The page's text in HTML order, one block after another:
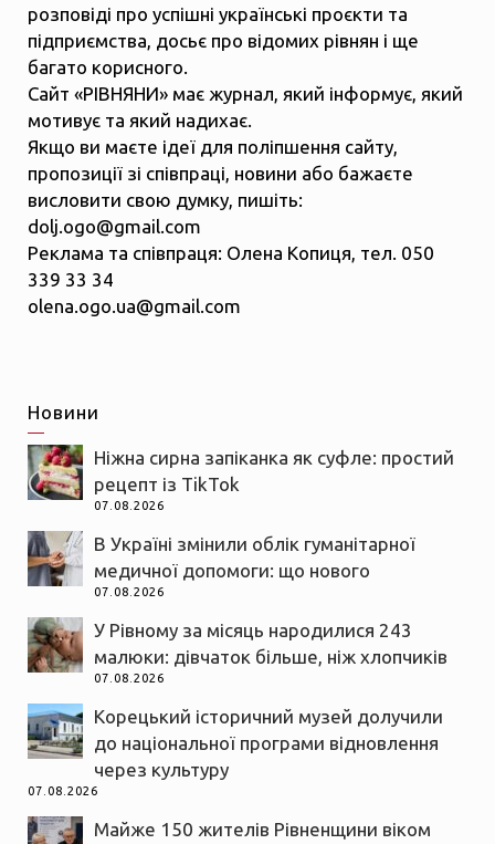
розповіді про успішні українські проєкти та
підприємства, досьє про відомих рівнян і ще
багато корисного.
Сайт «РІВНЯНИ» має журнал, який інформує, який
мотивує та який надихає.
Якщо ви маєте ідеї для поліпшення сайту,
пропозиції зі співпраці, новини або бажаєте
висловити свою думку, пишіть:
dolj.ogo@gmail.com
Реклама та співпраця: Олена Копиця, тел. 050
339 33 34
olena.ogo.ua@gmail.com
Новини
Ніжна сирна запіканка як суфле: простий
рецепт із TikTok
07.08.2026
В Україні змінили облік гуманітарної
медичної допомоги: що нового
07.08.2026
У Рівному за місяць народилися 243
малюки: дівчаток більше, ніж хлопчиків
07.08.2026
Корецький історичний музей долучили
до національної програми відновлення
через культуру
07.08.2026
Майже 150 жителів Рівненщини віком